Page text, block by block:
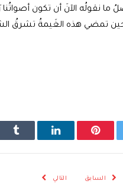
ما نقولُه الآنَ أن تكون
“حين تمضي هذه الغَيمةُ تشرقُ
بينتيريستلينكدإن
السابق التالي